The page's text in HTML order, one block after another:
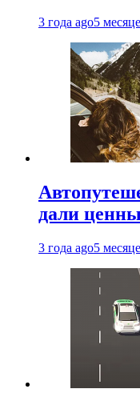
3 года ago5
дали
3 года ago5